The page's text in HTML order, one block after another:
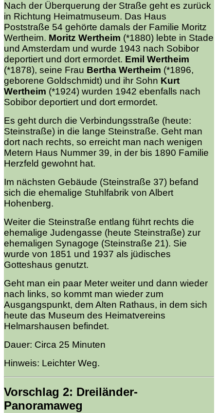
Nach der Überquerung der Straße geht es zurück
in Richtung Heimatmuseum. Das Haus
Poststraße 54 gehörte damals der Familie Moritz
Wertheim. Moritz Wertheim (*1880) lebte in Stade
und Amsterdam und wurde 1943 nach Sobibor
deportiert und dort ermordet. Emil Wertheim
(*1878), seine Frau Bertha Wertheim (*1896,
geborene Goldschmidt) und ihr Sohn Kurt
Wertheim (*1924) wurden 1942 ebenfalls nach
Sobibor deportiert und dort ermordet.
Es geht durch die Verbindungsstraße (heute:
Steinstraße) in die lange Steinstraße. Geht man
dort nach rechts, so erreicht man nach wenigen
Metern Haus Nummer 39, in der bis 1890 Familie
Herzfeld gewohnt hat.
Im nächsten Gebäude (Steinstraße 37) befand
sich die ehemalige Stuhlfabrik von Albert
Hohenberg.
Weiter die Steinstraße entlang führt rechts die
ehemalige Judengasse (heute Steinstraße) zur
ehemaligen Synagoge (Steinstraße 21). Sie
wurde von 1851 und 1937 als jüdisches
Gotteshaus genutzt.
Geht man ein paar Meter weiter und dann wieder
nach links, so kommt man wieder zum
Ausgangspunkt, dem Alten Rathaus, in dem sich
heute das Museum des Heimatvereins
Helmarshausen befindet.
Dauer: Circa 25 Minuten
Hinweis: Leichter Weg.
Vorschlag 2: Dreiländer-
Panoramaweg